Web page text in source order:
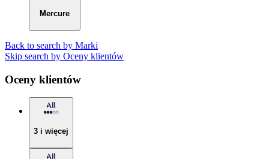
Mercure
Back to search by Marki
Skip search by Oceny klientów
Oceny klientów
3 i więcej